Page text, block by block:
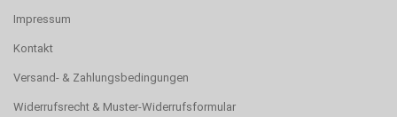
Impressum
Kontakt
Versand- & Zahlungsbedingungen
Widerrufsrecht & Muster-Widerrufsformular